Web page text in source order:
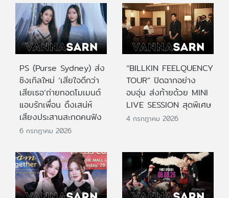
PS (Purse Sydney) ส่ง
ซิงเกิลใหม่ ‘เสียใจดีกว่า
เสียเธอ’ถ่ายทอดโมเมนต์
แอบรักเพื่อน ดึงเสน่ห์
เสียงประสานสะกดคนฟัง
6 กรกฎาคม 2026
“BILLKIN FEELQUENCY
TOUR” ปิดฉากอย่าง
อบอุ่น ส่งท้ายด้วย MINI
LIVE SESSION สุดพิเศษ
4 กรกฎาคม 2026